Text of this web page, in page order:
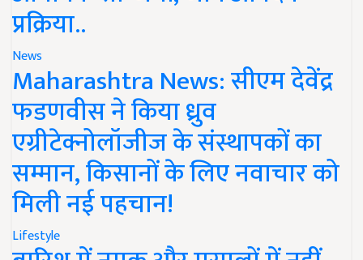
प्रक्रिया..
News
Maharashtra News: सीएम देवेंद्र
फडणवीस ने किया ध्रुव
एग्रीटेक्नोलॉजीज के संस्थापकों का
सम्मान, किसानों के लिए नवाचार को
मिली नई पहचान!
Lifestyle